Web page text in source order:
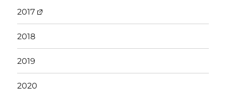
2017
2018
2019
2020